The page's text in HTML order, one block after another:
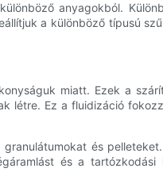
anyagokból.
a különböző típusú
miatt. Ezek a
létre. Ez a fluidizáció
és
és a